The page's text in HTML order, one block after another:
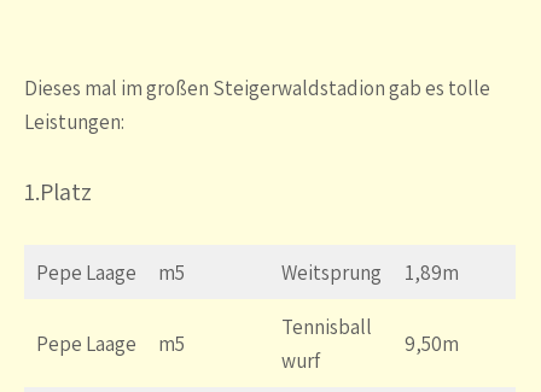
Dieses mal im großen Steigerwaldstadion gab es tolle
Leistungen:
1.Platz
Pepe Laage m5 Weitsprung 1,89m
Pepe Laage m5
Tennisball
wurf
9,50m